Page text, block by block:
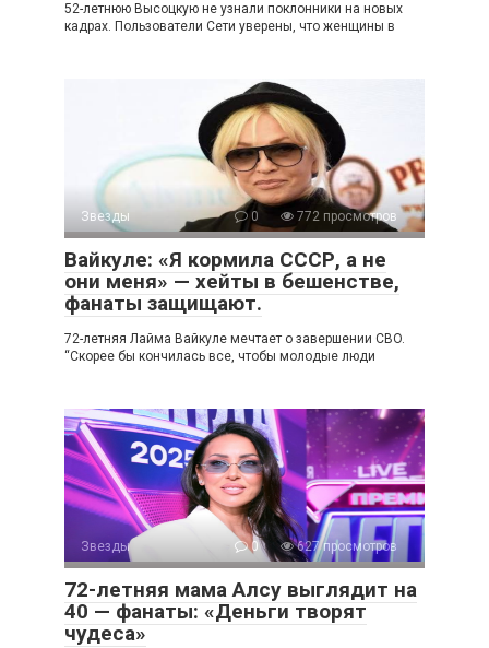
52-летнюю Высоцкую не узнали поклонники на новых
кадрах. Пользователи Сети уверены, что женщины в
Звезды 0 772 просмотров
Вайкуле: «Я кормила СССР, а не
они меня» — хейты в бешенстве,
фанаты защищают.
72-летняя Лайма Вайкуле мечтает о завершении CBO.
“Скорее бы кончилась все, чтобы молодые люди
Звезды 0 627 просмотров
72-летняя мама Алсу выглядит на
40 — фанаты: «Деньги творят
чудеса»